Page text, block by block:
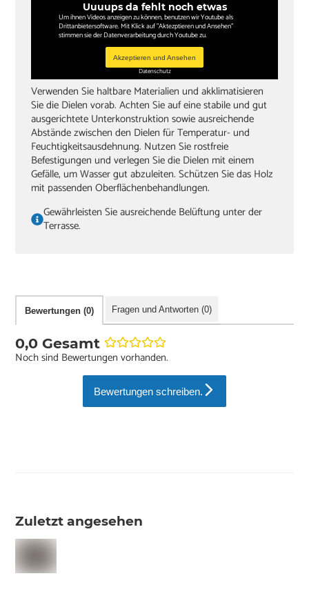
Uuuups da fehlt noch etwas
Um ihnen Videos anzeigen zu können, benutzen wir Youtube als
Drittanbietersoftware. Mit Klick auf "Aktezptieren und Ansehen"
stimmen sie der Datenverarbeitung durch Youtube zu.
Akzeptieren und Ansehen
Datenschutz
Verwenden Sie haltbare Materialien und akklimatisieren
Sie die Dielen vorab. Achten Sie auf eine stabile und gut
ausgerichtete Unterkonstruktion sowie ausreichende
Abstände zwischen den Dielen für Temperatur- und
Feuchtigkeitsausdehnung. Nutzen Sie rostfreie
Befestigungen und verlegen Sie die Dielen mit einem
Gefälle, um Wasser gut abzuleiten. Schützen Sie das Holz
mit passenden Oberflächenbehandlungen.
Gewährleisten Sie ausreichende Belüftung unter der
Terrasse.
Bewertungen (0) Fragen und Antworten (0)
0,0 Gesamt
Noch sind Bewertungen vorhanden.
Bewertungen schreiben.
Zuletzt angesehen